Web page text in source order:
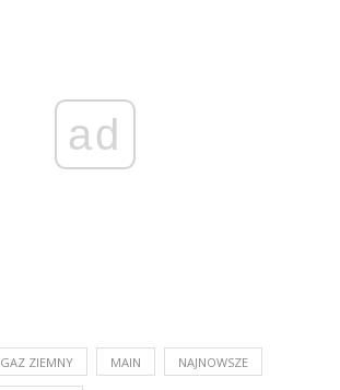
ad
GAZ ZIEMNY MAIN NAJNOWSZE